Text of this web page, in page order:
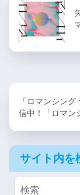
「ロマンシン
信中！「ロマン
サイト内を